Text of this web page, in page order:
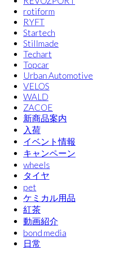
rotiform
RYFT
Startech
Stillmade
Techart
Topcar
Urban Automotive
VELOS
WALD
ZACOE
新商品案内
入荷
イベント情報
キャンペーン
wheels
タイヤ
pet
ケミカル用品
紅茶
動画紹介
bond media
日常